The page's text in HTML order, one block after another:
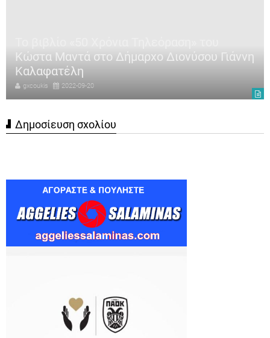
Κώστα Μαντά στο Δήμαρχο Διονύσου Γιάννη
Καλαφατέλη
gxcoukis 2022-09-20
Δημοσίευση σχολίου